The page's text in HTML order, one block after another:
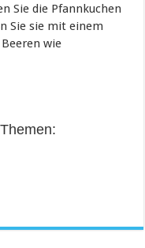
Sie die Pfannkuchen
Sie sie mit einem
wie